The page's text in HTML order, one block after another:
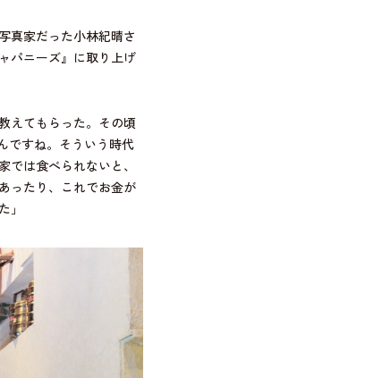
真家だった小林紀晴さ
パニーズ』に取り上げ
えてもらった。その頃
ですね。そういう時代
は食べられないと、
ったり、これでお金が